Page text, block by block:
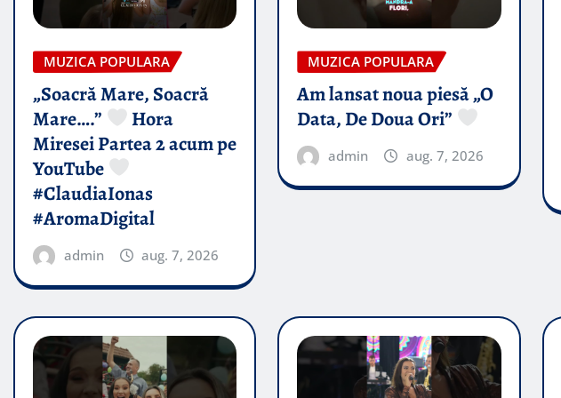
MUZICA POPULARA
„Soacră Mare, Soacră
Mare….”
Hora
Miresei Partea 2 acum pe
YouTube
#ClaudiaIonas
#AromaDigital
admin aug. 7, 2026
MUZICA POPULARA
Am lansat noua piesă „O
Data, De Doua Ori”
admin aug. 7, 2026